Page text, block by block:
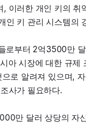
, 이러한 개인 키의
인 키 관리 시스템의
로부터 2억3500만
아 시장에 대한 규
로 알려져 있으며,
사가 필요하다.
만 달러 상당의 자